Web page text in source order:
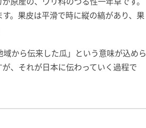
。果皮は平滑で時に縦の縞があり、果
から伝来した瓜」という意味が込めら
、それが日本に伝わっていく過程で